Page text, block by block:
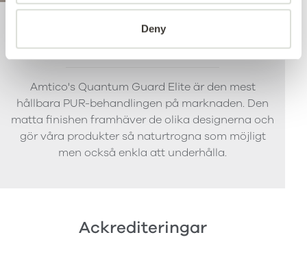
Deny
Quantum Guard Elite
Amtico's Quantum Guard Elite är den mest
hållbara PUR-behandlingen på marknaden. Den
matta finishen framhäver de olika designerna och
gör våra produkter så naturtrogna som möjligt
men också enkla att underhålla.
Ackrediteringar